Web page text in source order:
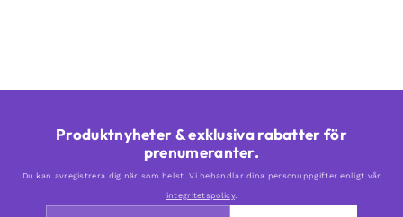
Produktnyheter & exklusiva rabatter för
prenumeranter.
Du kan avregistrera dig när som helst. Vi behandlar dina personuppgifter enligt vår
integritetspolicy.